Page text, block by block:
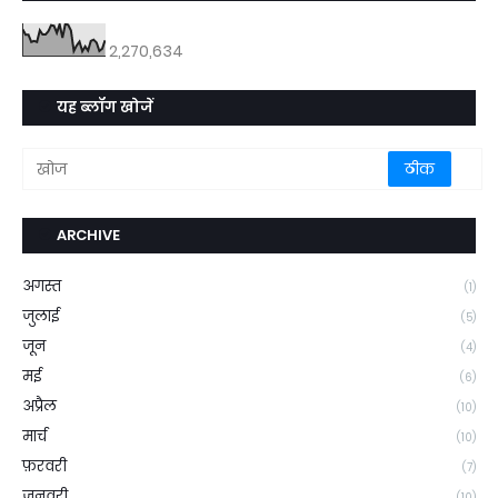
2,270,634
यह ब्लॉग खोजें
ARCHIVE
अगस्त (1)
जुलाई (5)
जून (4)
मई (6)
अप्रैल (10)
मार्च (10)
फ़रवरी (7)